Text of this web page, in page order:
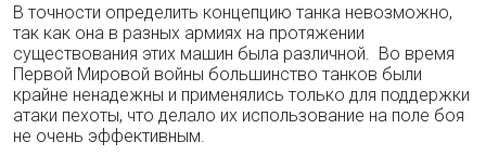
В точности определить концепцию танка невозможно,
так как она в разных армиях на протяжении
существования этих машин была различной. Во время
Первой Мировой войны большинство танков были
крайне ненадежны и применялись только для поддержки
атаки пехоты, что делало их использование на поле боя
не очень эффективным.